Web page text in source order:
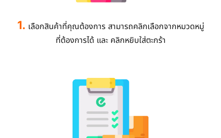
1. เลือกสินค้าที่คุณต้องการ สามารถคลิกเลือกจากหมวดหมู่
ที่ต้องการได้ และ คลิกหยิบใส่ตะกร้า